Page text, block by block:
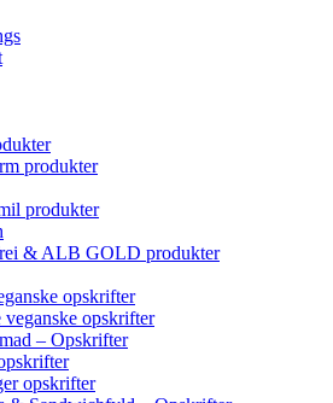
produkter
produkter
& ALB GOLD produkter
opskrifter
opskrifter
– Opskrifter
opskrifter